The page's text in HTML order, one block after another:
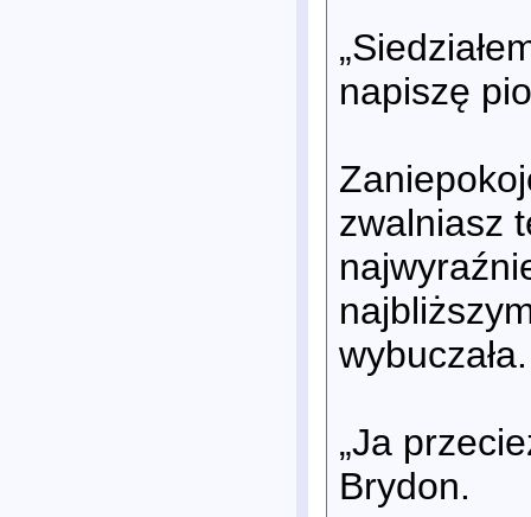
napiszę
zwalniasz
wybuczała.
„Ja
Brydon.